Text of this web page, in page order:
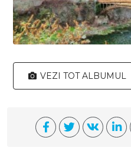
VEZI TOT ALBUMUL